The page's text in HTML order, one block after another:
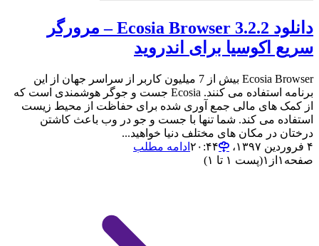
دانلود Ecosia Browser 3.2.2 – مرورگر
سریع اکوسیا برای اندروید
Ecosia Browser بیش از 7 میلیون کاربر از سراسر جهان از این
برنامه استفاده می کنند. Ecosia جست و جوگر هوشمندی است که
از کمک های مالی جمع آوری شده برای حفاظت از محیط زیست
استفاده می کند. شما تنها با جست و جو در وب باعث کاشتن
درختان در مکان های مختلف دنیا خواهید...
۴ فروردین ۱۳۹۷،‏ ۲۰:۴۴
ادامه مطلب
صفحه ۱ از ۱(پست ۱ تا ۱)